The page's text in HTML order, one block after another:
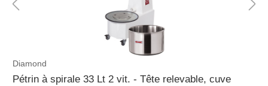
Diamond
Pétrin à spirale 33 Lt 2 vit. - Tête relevable, cuve